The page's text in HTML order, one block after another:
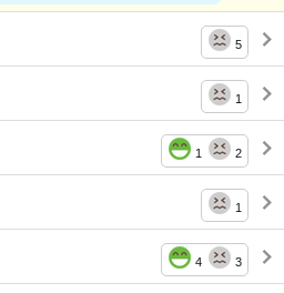
5
1
1 2
1
4 3